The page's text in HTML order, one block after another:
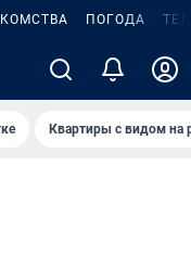
ПОГОДА
Квартиры с видом на